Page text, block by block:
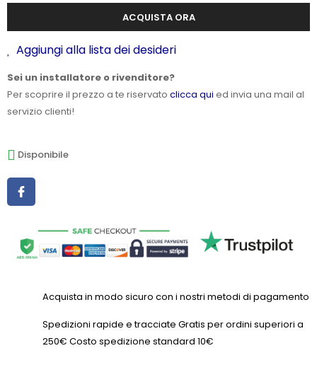
ACQUISTA ORA
Aggiungi alla lista dei desideri
Sei un installatore o rivenditore?
Per scoprire il prezzo a te riservato clicca qui ed invia una mail al
servizio clienti!
Disponibile
Acquista in modo sicuro con i nostri metodi di pagamento
Spedizioni rapide e tracciate Gratis per ordini superiori a
250€ Costo spedizione standard 10€